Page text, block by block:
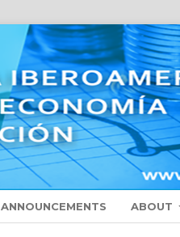
ANNOUNCEMENTS ABOUT